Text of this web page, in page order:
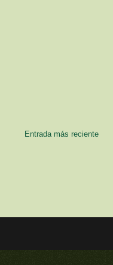
Entrada más reciente